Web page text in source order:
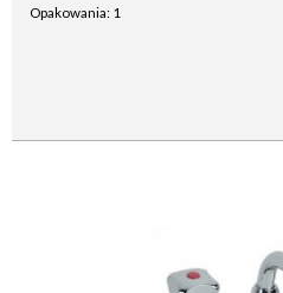
Opakowania: 1